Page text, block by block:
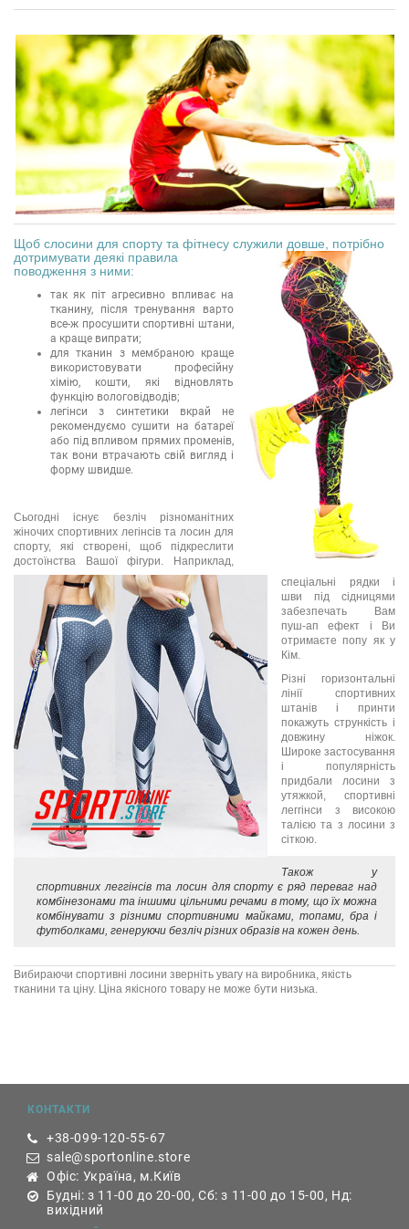
Щоб слосини для спорту та фітнесу служили довше, потрібно
дотримувати деякі правила
поводження з ними:
так як піт агресивно впливає на
тканину, після тренування варто
все-ж просушити спортивні штани,
а краще випрати;
для тканин з мембраною краще
використовувати професійну
хімію, кошти, які відновлять
функцію вологовідводів;
легінси з синтетики вкрай не
рекомендуємо сушити на батареї
або під впливом прямих променів,
так вони втрачають свій вигляд і
форму швидше.
Сьогодні існує безліч різноманітних
жіночих спортивних легінсів та лосин для
спорту, які створені, щоб підкреслити
достоїнства Вашої фігури. Наприклад,
спеціальні рядки і
шви під сідницями
забезпечать Вам
пуш-ап ефект і Ви
отримаєте попу як у
Кім.
Різні горизонтальні
лінії спортивних
штанів і принти
покажуть стрункість і
довжину ніжок.
Широке застосування
і популярність
придбали лосини з
утяжкой, спортивні
леггінси з високою
талією та з лосини з
сіткою.
Також у
спортивних леггінсів та лосин для спорту є ряд переваг над
комбінезонами та іншими цільними речами в тому, що їх можна
комбінувати з різними спортивними майками, топами, бра і
футболками, генеруючи безліч різних образів на кожен день.
Вибираючи спортивні лосини зверніть увагу на виробника, якість
тканини та ціну. Ціна якісного товару не може бути низька.
КОНТАКТИ
+38-099-120-55-67
sale@sportonline.store
Офіс: Україна, м.Київ
Будні: з 11-00 до 20-00, Сб: з 11-00 до 15-00, Нд:
вихідний